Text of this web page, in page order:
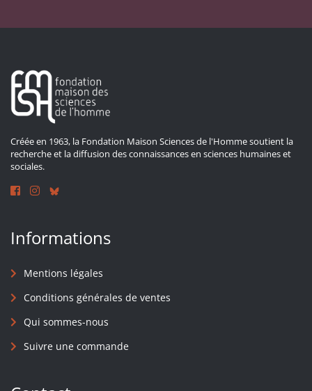
Créée en 1963, la Fondation Maison Sciences de l'Homme soutient la
recherche et la diffusion des connaissances en sciences humaines et
sociales.
Informations
Mentions légales
Conditions générales de ventes
Qui sommes-nous
Suivre une commande